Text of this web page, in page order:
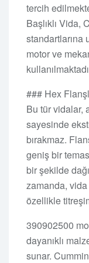
tercih
Başlıklı Vida,
motor ve
### Hex
Bu tür vidalar,
sayesinde
bırakmaz.
geniş bir
bir şekilde
zamanda,
özellikle
390902500
dayanıklı
sunar.